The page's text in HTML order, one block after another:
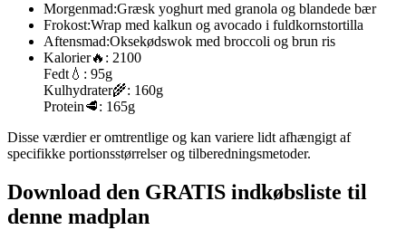
Morgenmad:Græsk yoghurt med granola og blandede bær
Frokost:Wrap med kalkun og avocado i fuldkornstortilla
Aftensmad:Oksekødswok med broccoli og brun ris
Kalorier🔥: 2100
Fedt💧: 95g
Kulhydrater🌾: 160g
Protein🥩: 165g
Disse værdier er omtrentlige og kan variere lidt afhængigt af
specifikke portionsstørrelser og tilberedningsmetoder.
Download den GRATIS indkøbsliste til
denne madplan